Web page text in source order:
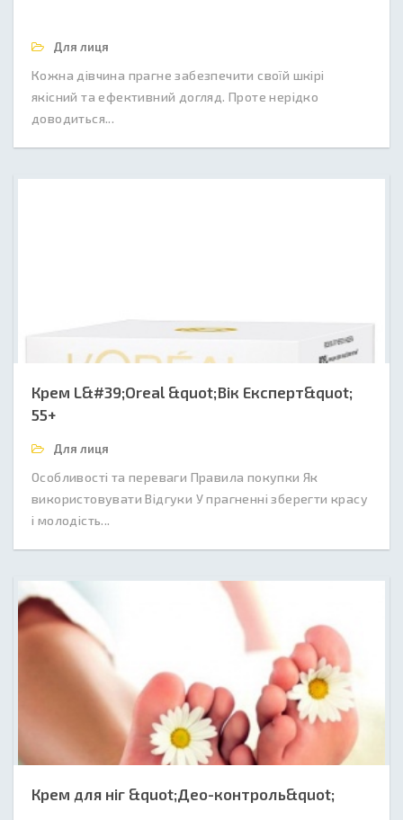
Для лиця
Кожна дівчина прагне забезпечити своїй шкірі
якісний та ефективний догляд. Проте нерідко
доводиться...
Крем L&#39;Oreal &quot;Вік Експерт&quot;
55+
Для лиця
Особливості та переваги Правила покупки Як
використовувати Відгуки У прагненні зберегти красу
і молодість...
Крем для ніг &quot;Део-контроль&quot;